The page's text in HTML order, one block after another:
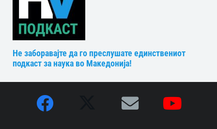
Не заборавајте да го преслушате единствениот
подкаст за наука во Македонија!